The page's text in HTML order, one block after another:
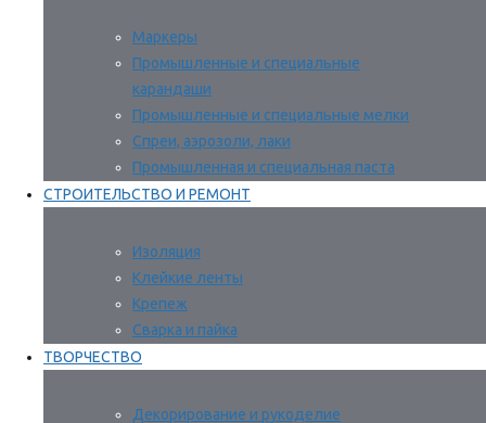
Маркеры
Промышленные и специальные
карандаши
Промышленные и специальные мелки
Спреи, аэрозоли, лаки
Промышленная и специальная паста
СТРОИТЕЛЬСТВО И РЕМОНТ
Изоляция
Клейкие ленты
Крепеж
Сварка и пайка
ТВОРЧЕСТВО
Декорирование и рукоделие